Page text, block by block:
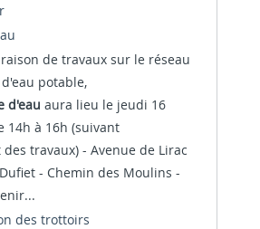
de travaux sur le réseau
potable,
d'eau aura lieu le jeudi 16
14h à 16h (suivant
travaux) - Avenue de Lirac
- Chemin des Moulins -
des trottoirs